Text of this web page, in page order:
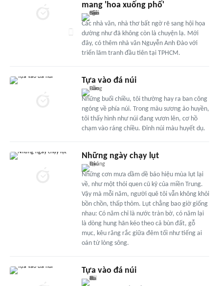
mang 'hoa xuống phố'
Các nhà văn, nhà thơ bất ngờ rẽ sang hội họa
dường như đã không còn là chuyện lạ. Mới
đây, có thêm nhà văn Nguyễn Anh Đào với
triển lãm tranh đầu tiên tại TPHCM.
Tựa vào đá núi
Những buổi chiều, tôi thường hay ra ban công
ngóng về phía núi. Trong màu sương ảo huyền,
tôi thấy hình như núi đang vươn lên, cơ hồ
chạm vào ráng chiều. Đỉnh núi màu huyết dụ.
Những ngày chạy lụt
Những cơn mưa dầm dề báo hiệu mùa lụt lại
về, như một thói quen cũ kỹ của miền Trung.
Vậy mà mỗi năm, người quê tôi vẫn không khỏi
bồn chồn, thấp thỏm. Lụt chẳng bao giờ giống
nhau: Có năm chỉ là nước tràn bờ, có năm lại
là dòng hung hãn kéo theo cả bùn đất, gỗ
mục, kêu răng rắc giữa đêm tối như tiếng ai
oán từ lòng sông.
Tựa vào đá núi